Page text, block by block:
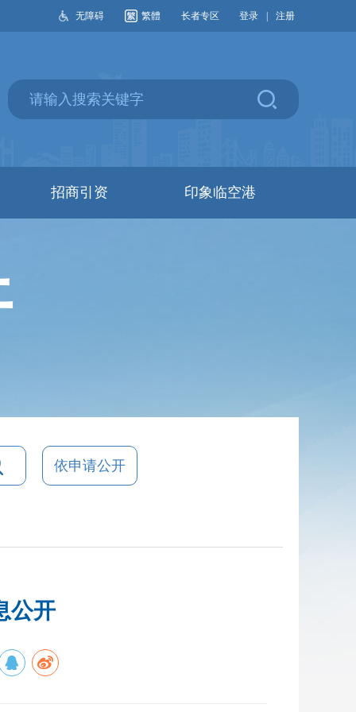
无障碍 繁體 长者专区 登录 注册
招商引资 印象临空港
依申请公开
公开